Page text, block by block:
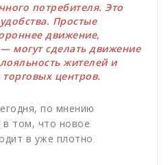
потребителя. Это
Простые
движение,
могут сделать движение
жителей и
центров.
по мнению
в том, что новое
в уже плотно